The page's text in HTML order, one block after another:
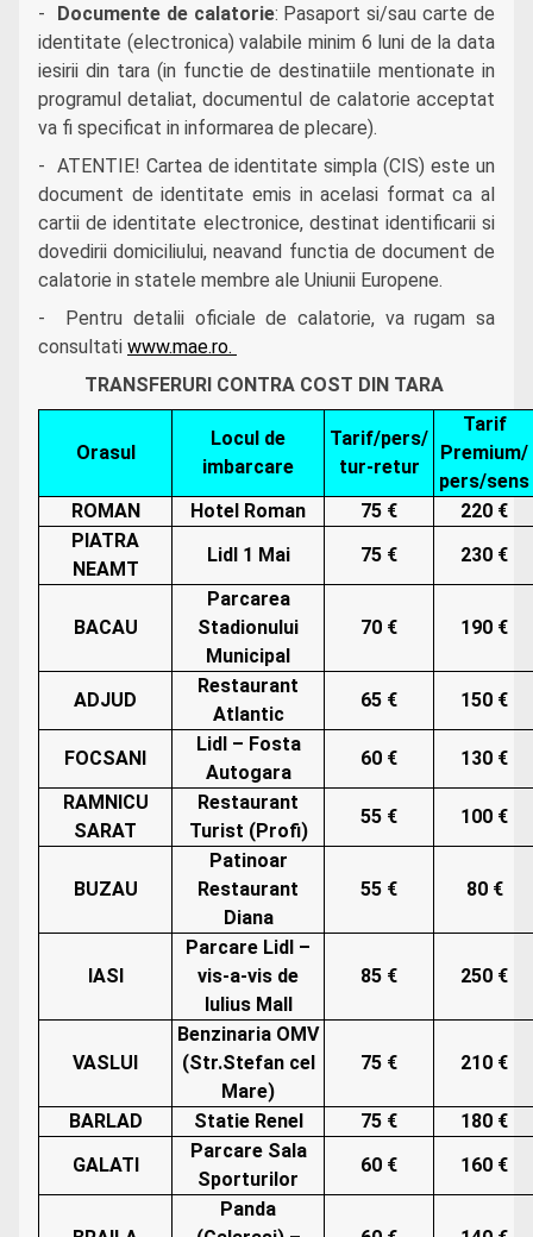
- Documente de calatorie: Pasaport si/sau carte de
identitate (electronica) valabile minim 6 luni de la data
iesirii din tara (in functie de destinatiile mentionate in
programul detaliat, documentul de calatorie acceptat
va fi specificat in informarea de plecare).
- ATENTIE! Cartea de identitate simpla (CIS) este un
document de identitate emis in acelasi format ca al
cartii de identitate electronice, destinat identificarii si
dovedirii domiciliului, neavand functia de document de
calatorie in statele membre ale Uniunii Europene.
- Pentru detalii oficiale de calatorie, va rugam sa
consultati www.mae.ro.
TRANSFERURI CONTRA COST DIN TARA
Orasul
Locul de
imbarcare
Tarif/pers/
tur-retur
Tarif
Premium/
pers/sens
ROMAN
Hotel Roman 75 €
220 €
PIATRA
NEAMT
Lidl 1 Mai 75 € 230 €
BACAU
Parcarea
Stadionului
Municipal
70 € 190 €
ADJUD
Restaurant
Atlantic
65 € 150 €
FOCSANI
Lidl – Fosta
Autogara
60 €
130 €
RAMNICU
SARAT
Restaurant
Turist (Profi)
55 € 100 €
BUZAU
Patinoar
Restaurant
Diana
55 € 80 €
IASI
Parcare Lidl –
vis-a-vis de
Iulius Mall
85 € 250 €
VASLUI
Benzinaria OMV
(Str.Stefan cel
Mare)
75 € 210 €
BARLAD Statie Renel 75 €
180 €
GALATI
Parcare Sala
Sporturilor
60 € 160 €
Panda